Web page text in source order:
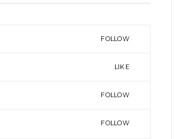
FOLLOW
LIKE
FOLLOW
FOLLOW